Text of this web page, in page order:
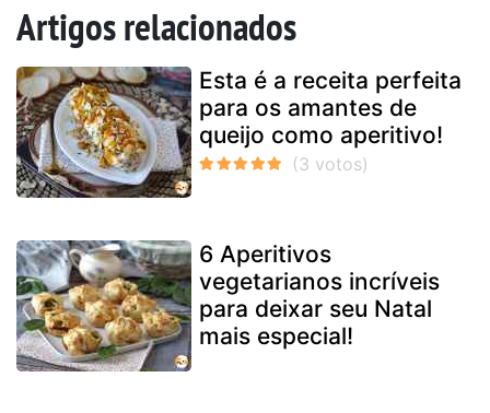
Artigos relacionados
Esta é a receita perfeita
para os amantes de
queijo como aperitivo!
6 Aperitivos
vegetarianos incríveis
para deixar seu Natal
mais especial!